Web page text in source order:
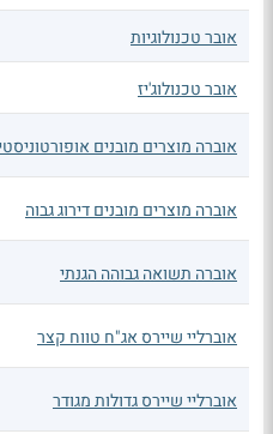
אובר טכנולוגיות
אובר טכנולוג'יז
אוברה מוצרים מובנים
אוברה מוצרים מובנים דירוג גבוה
אוברה תשואה גבוהה הגנתי
אוברליי שיירס אג"ח טווח קצר
אוברליי שיירס גדולות מגודר